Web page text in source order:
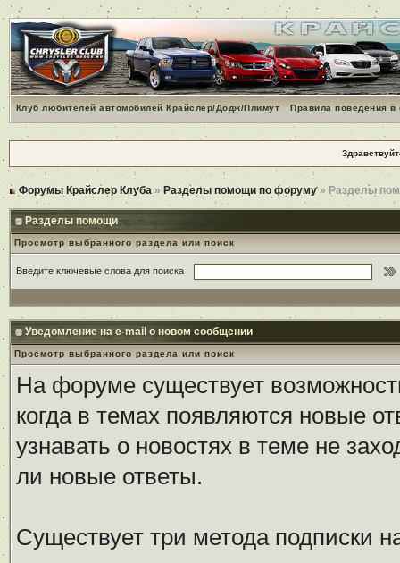
Клуб любителей автомобилей Крайслер/Додж/Плимут Правила поведения
Форумы Крайслер Клуба » Разделы помощи по форуму» Разделы
Разделы помощи
Просмотр выбранного раздела или поиск
Введите ключевые слова для поиска
Уведомление на е-mail о новом сообщении
Просмотр выбранного раздела или поиск
На форуме существует
когда в темах появляются новые
узнавать о новостях в теме не
ли новые ответы.
Существует три метода подписки